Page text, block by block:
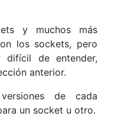
y muchos más
los sockets, pero
de entender,
anterior.
de cada
un socket u otro.